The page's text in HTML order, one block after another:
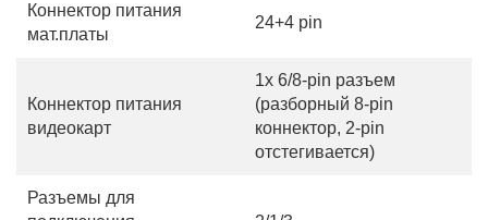
Коннектор питания
мат.платы
24+4 pin
Коннектор питания
видеокарт
1x 6/8-pin разъем
(разборный 8-pin
коннектор, 2-pin
отстегивается)
Разъемы для